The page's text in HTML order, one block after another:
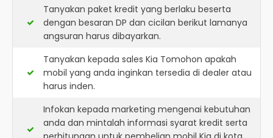
Tanyakan paket kredit yang berlaku beserta
dengan besaran DP dan cicilan berikut lamanya
angsuran harus dibayarkan.
Tanyakan kepada sales Kia Tomohon apakah
mobil yang anda inginkan tersedia di dealer atau
harus inden.
Infokan kepada marketing mengenai kebutuhan
anda dan mintalah informasi syarat kredit serta